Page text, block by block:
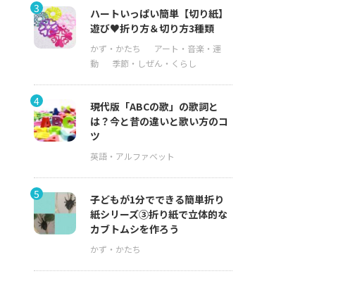
3
ハートいっぱい簡単【切り紙】
遊び♥折り方＆切り方3種類
4
現代版「ABCの歌」の歌詞と
は？今と昔の違いと歌い方のコ
ツ
5
子どもが1分でできる簡単折り
紙シリーズ③折り紙で立体的な
カブトムシを作ろう